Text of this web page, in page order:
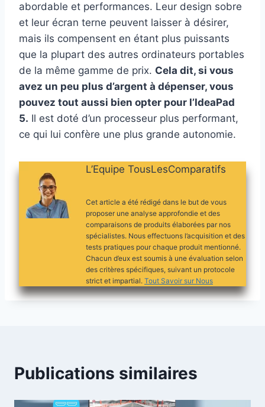
abordable et performances. Leur design sobre
et leur écran terne peuvent laisser à désirer,
mais ils compensent en étant plus puissants
que la plupart des autres ordinateurs portables
de la même gamme de prix. Cela dit, si vous
avez un peu plus d’argent à dépenser, vous
pouvez tout aussi bien opter pour l’IdeaPad
5. Il est doté d’un processeur plus performant,
ce qui lui confère une plus grande autonomie.
L’Equipe TousLesComparatifs
Cet article a été rédigé dans le but de vous
proposer une analyse approfondie et des
comparaisons de produits élaborées par nos
spécialistes. Nous effectuons l’acquisition et des
tests pratiques pour chaque produit mentionné.
Chacun d’eux est soumis à une évaluation selon
des critères spécifiques, suivant un protocole
strict et impartial. Tout Savoir sur Nous
Publications similaires